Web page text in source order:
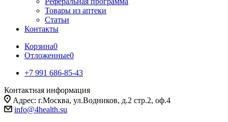
Товары из аптеки
Статьи
Контакты
Корзина0
Отложенные0
+7 991 686-85-43
Контактная информация
Адрес: г.Москва, ул.Водников, д.2 стр.2, оф.4
info@4health.su